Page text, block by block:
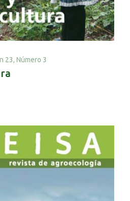
23, Número 3